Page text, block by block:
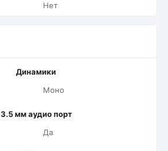
Нет
Динамики
Моно
3.5 мм аудио порт
Да